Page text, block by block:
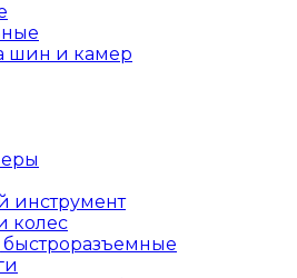
шин и камер
инструмент
колес